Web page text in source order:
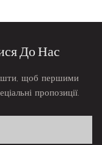
До Нас
щоб першими
пропозиції.